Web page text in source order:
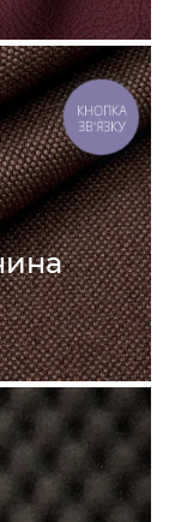
КНОПКА
ЗВ'ЯЗКУ